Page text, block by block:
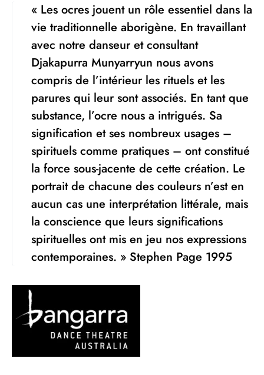
« Les ocres jouent un rôle essentiel dans la
vie traditionnelle aborigène. En travaillant
avec notre danseur et consultant
Djakapurra Munyarryun nous avons
compris de l’intérieur les rituels et les
parures qui leur sont associés. En tant que
substance, l’ocre nous a intrigués. Sa
signification et ses nombreux usages –
spirituels comme pratiques – ont constitué
la force sous-jacente de cette création. Le
portrait de chacune des couleurs n’est en
aucun cas une interprétation littérale, mais
la conscience que leurs significations
spirituelles ont mis en jeu nos expressions
contemporaines. » Stephen Page 1995